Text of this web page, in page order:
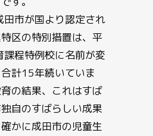
市が国より認定され
区の特別措置は、平
程特例校に名前が変
計15年続いていま
の結果、これはすば
自のすばらしい成果
かに成田市の児童生